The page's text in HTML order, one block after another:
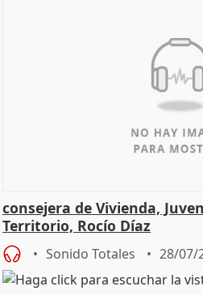
consejera de Vivienda,
Territorio, Rocío Díaz
Sonido Totales 28/07/